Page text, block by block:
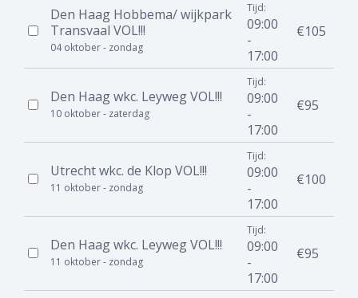
Den Haag Hobbema/ wijkpark
Transvaal VOL!!!
04 oktober - zondag
Tijd:
09:00
-
17:00
€105
Den Haag wkc. Leyweg VOL!!!
10 oktober - zaterdag
Tijd:
09:00
-
17:00
€95
Utrecht wkc. de Klop VOL!!!
11 oktober - zondag
Tijd:
09:00
-
17:00
€100
Den Haag wkc. Leyweg VOL!!!
11 oktober - zondag
Tijd:
09:00
-
17:00
€95